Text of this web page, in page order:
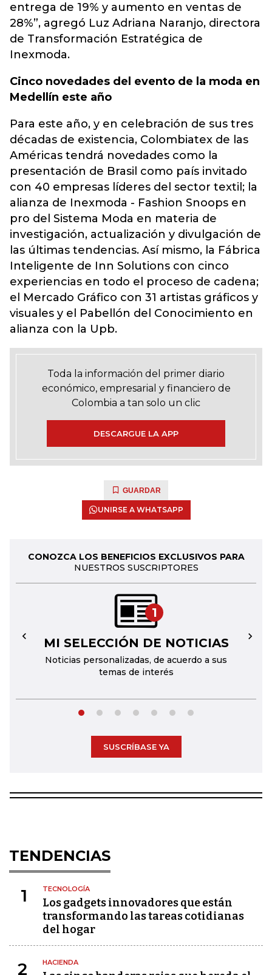
entrega de 19% y aumento en ventas de
28%”, agregó Luz Adriana Naranjo, directora
de Transformación Estratégica de
Inexmoda.
Cinco novedades del evento de la moda en
Medellín este año
Para este año, y en celebración de sus tres
décadas de existencia, Colombiatex de las
Américas tendrá novedades como la
presentación de Brasil como país invitado
con 40 empresas líderes del sector textil; la
alianza de Inexmoda - Fashion Snoops en
pro del Sistema Moda en materia de
investigación, actualización y divulgación de
las últimas tendencias. Así mismo, la Fábrica
Inteligente de Inn Solutions con cinco
experiencias en todo el proceso de cadena;
el Mercado Gráfico con 31 artistas gráficos y
visuales y el Pabellón del Conocimiento en
alianza con la Upb.
Toda la información del primer diario
económico, empresarial y financiero de
Colombia a tan solo un clic
DESCARGUE LA APP
GUARDAR
UNIRSE A WHATSAPP
CONOZCA LOS BENEFICIOS EXCLUSIVOS PARA
NUESTROS SUSCRIPTORES
1
MI SELECCIÓN DE NOTICIAS
Noticias personalizadas, de acuerdo a sus
temas de interés
← →
SUSCRÍBASE YA
TENDENCIAS
1 TECNOLOGÍA
Los gadgets innovadores que están
transformando las tareas cotidianas
del hogar
2 HACIENDA